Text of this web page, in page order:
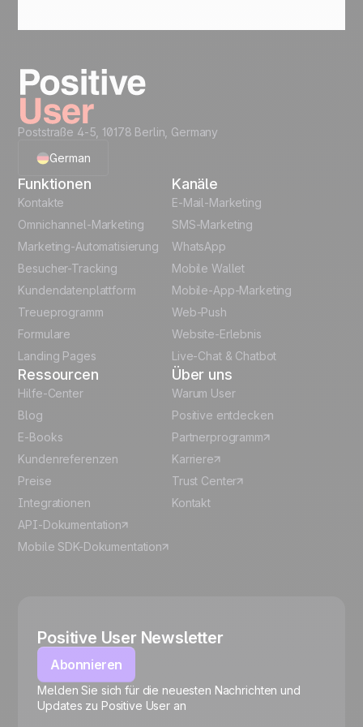
🍪
Kundendatenbank mit voller Zuversicht aus.
Poststraße 4-5, 10178 Berlin, Germany
German
English
Polish
Español
Funktionen
Kontakte
Omnichannel-Marketing
Marketing-Automatisierung
Besucher-Tracking
Kundendatenplattform
Treueprogramm
Formulare
Landing Pages
Kanäle
E-Mail-Marketing
SMS-Marketing
WhatsApp
Mobile Wallet
Mobile-App-Marketing
Web-Push
Website-Erlebnis
Live-Chat & Chatbot
Ressourcen
Hilfe-Center
Blog
E-Books
Kundenreferenzen
Preise
Integrationen
API-Dokumentation
Mobile SDK-Dokumentation
Über uns
Warum User
Positive entdecken
Partnerprogramm
Karriere
Trust Center
Kontakt
Positive User Newsletter
Abonnieren
Melden Sie sich für die neuesten Nachrichten und
Updates zu Positive User an